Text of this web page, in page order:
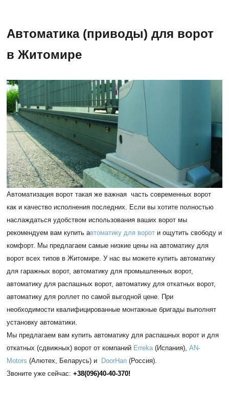
Автоматика (приводы) для ворот
в Житомире
Автоматизация ворот такая же важная часть современных ворот
как и качество исполнения последних. Если вы хотите полностью
наслаждаться удобством использования ваших ворот мы
рекомендуем вам купить автоматику для ворот и ощутить свободу и
комфорт. Мы предлагаем самые низкие цены на автоматику для
ворот всех типов в Житомире. У нас вы можете купить автоматику
для гаражных ворот, автоматику для промышленных ворот,
автоматику для распашных ворот, автоматику для откатных ворот,
автоматику для роллет по самой выгодной цене. При
необходимости квалифицированные монтажные бригады выполнят
установку автоматики.
Мы предлагаем вам купить автоматику для распашных ворот и для
откатных (сдвижных) ворот от компаний Erreka(Испания), AN-
Motors (Алютех, Беларусь) и DoorHan (Россия).
Звоните уже сейчас: +38(096)40-40-370!